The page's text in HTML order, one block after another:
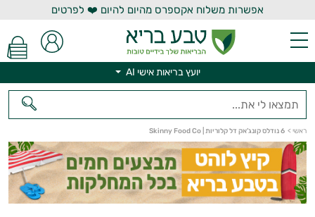
אפשרות משלוח אקספרס מהיום להיום ❤️ לפרטים
יועץ בריאות אישי AI
ראשי > 6 נודלס קונג’אק דל קלוריות | Skinny Food Co
יועץ בריאות אישי AI